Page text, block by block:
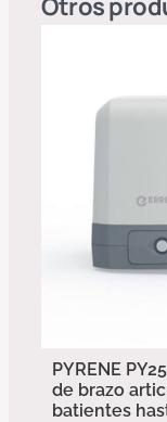
Otros
PYRENE
de brazo
batientes